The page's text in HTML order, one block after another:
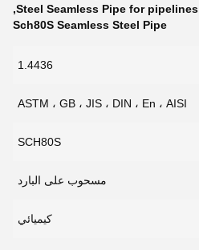
Steel Seamless Pipe for pipelines
,
Sch80S Seamless Steel Pipe
1.4436
ASTM ، GB ، JIS ، DIN ، En ، AISI
SCH80S
مسحوب على البارد
كيميائي